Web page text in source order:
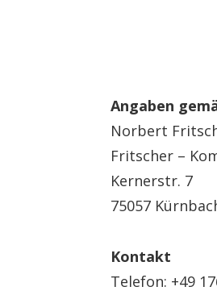
Angaben
Norbert
Fritscher –
Kernerstr. 7
75057
Kontakt
Telefon: +49